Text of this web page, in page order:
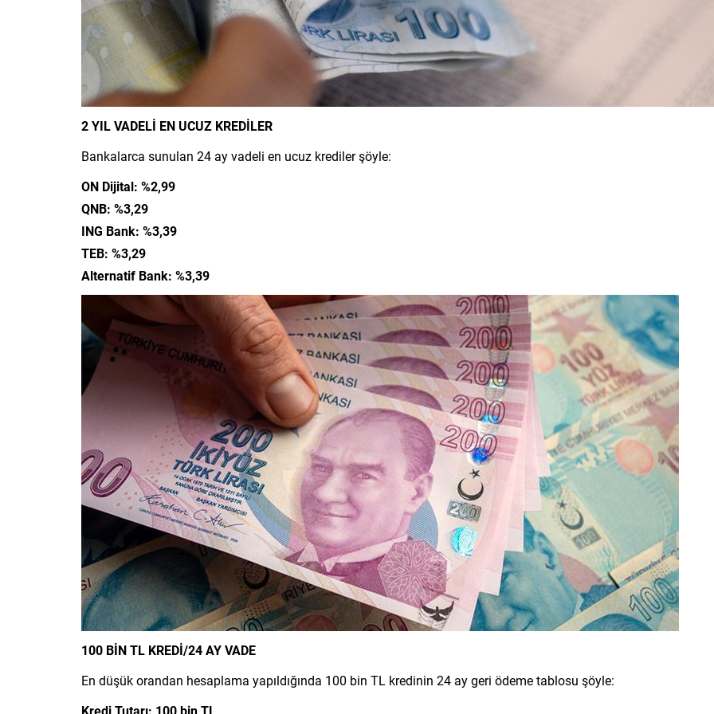
2 YIL VADELİ EN UCUZ KREDİLER
Bankalarca sunulan 24 ay vadeli en ucuz krediler şöyle:
ON Dijital: %2,99
QNB: %3,29
ING Bank: %3,39
TEB: %3,29
Alternatif Bank: %3,39
100 BİN TL KREDİ/24 AY VADE
En düşük orandan hesaplama yapıldığında 100 bin TL kredinin 24 ay geri ödeme tablosu şöyle:
Kredi Tutarı: 100 bin TL